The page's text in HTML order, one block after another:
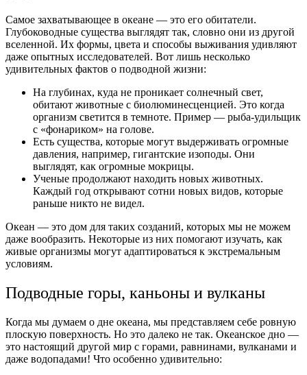
Самое захватывающее в океане — это его обитатели.
Глубоководные существа выглядят так, словно они из другой
вселенной. Их формы, цвета и способы выживания удивляют
даже опытных исследователей. Вот лишь несколько
удивительных фактов о подводной жизни:
На глубинах, куда не проникает солнечный свет,
обитают животные с биолюминесценцией. Это когда
организм светится в темноте. Пример — рыба-удильщик
с «фонариком» на голове.
Есть существа, которые могут выдерживать огромные
давления, например, гигантские изоподы. Они
выглядят, как огромные мокрицы.
Ученые продолжают находить новых животных.
Каждый год открывают сотни новых видов, которые
раньше никто не видел.
Океан — это дом для таких созданий, которых мы не можем
даже вообразить. Некоторые из них помогают изучать, как
живые организмы могут адаптироваться к экстремальным
условиям.
Подводные горы, каньоны и вулканы
Когда мы думаем о дне океана, мы представляем себе ровную
плоскую поверхность. Но это далеко не так. Океанское дно —
это настоящий другой мир с горами, равнинами, вулканами и
даже водопадами! Что особенно удивительно: